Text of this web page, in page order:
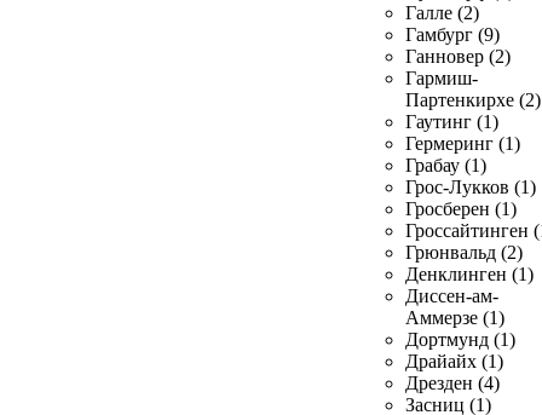
Галле (2)
Гамбург (9)
Ганновер (2)
Гармиш-
Партенкирхе (2)
Гаутинг (1)
Гермеринг (1)
Грабау (1)
Грос-Лукков (1)
Гросберен (1)
Гроссайтинген
Грюнвальд (2)
Денклинген (1)
Диссен-ам-
Аммерзе (1)
Дортмунд (1)
Драйайх (1)
Дрезден (4)
Засниц (1)